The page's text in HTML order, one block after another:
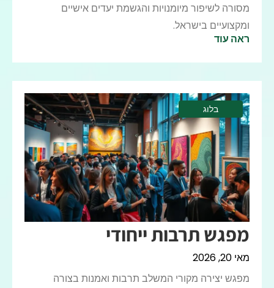
מסורה לשיפור מיומנויות והגשמת יעדים אישיים
ומקצועיים בישראל.
ראה עוד
בלוג
מפגש תרבות ייחודי
מאי 20, 2026
מפגש יצירה מקורי המשלב תרבות ואמנות בצורה